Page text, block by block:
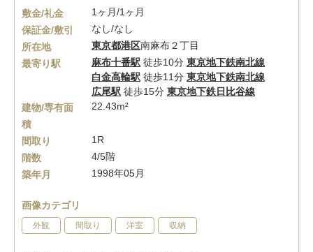
敷金/礼金
1ヶ月/1ヶ月
保証金/敷引
なし/なし
所在地
東京都港区南麻布２丁目
最寄り駅
麻布十番駅 徒歩10分 東京地下鉄南北線
白金高輪駅 徒歩11分 東京地下鉄南北線
広尾駅 徒歩15分 東京地下鉄日比谷線
建物/専有面
積
22.43m²
間取り
1R
階数
4/5階
築年月
1998年05月
画像カテゴリ
外観 間取り 洋室 収納